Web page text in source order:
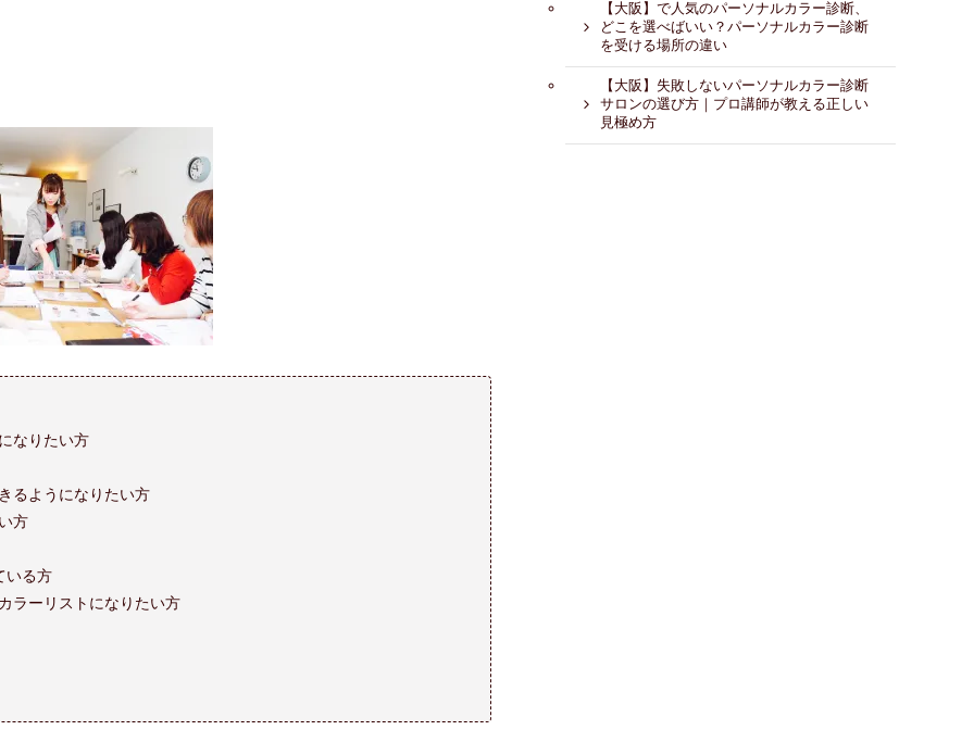
なりたい方
るようになりたい方
方
いる方
ラーリストになりたい方
【大阪】で人気のパーソナルカラー診断、
どこを選べばいい？パーソナルカラー診断
を受ける場所の違い
【大阪】失敗しないパーソナルカラー診断
サロンの選び方｜プロ講師が教える正しい
見極め方